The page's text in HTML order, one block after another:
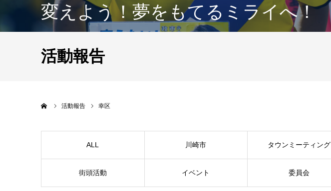
変えよう！夢をもてるミライへ！
活動報告
活動報告 幸区
ALL 川崎市 タウンミーティング
街頭活動 イベント 委員会